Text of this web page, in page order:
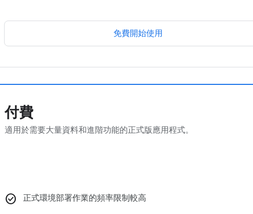
免費開始使用
付費
適用於需要大量資料和進階功能的正式版應用程式。
check_circle 正式環境部署作業的頻率限制較高